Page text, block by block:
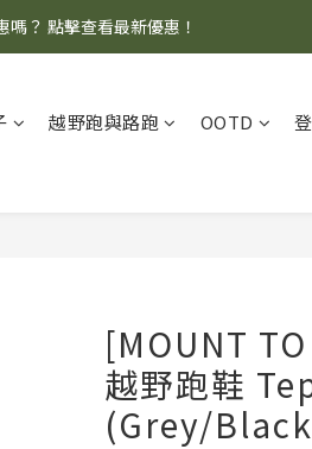
？ 點擊查看最新優惠！
？ 點擊查看最新優惠！
？ 點擊查看最新優惠！
越野跑與路跑 OOTD
[MOUNT
越野跑鞋
(Grey/